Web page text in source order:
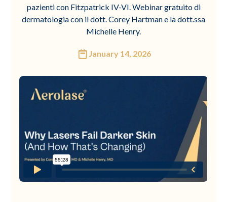
pazienti con Fitzpatrick IV-VI. Webinar gratuito di
dermatologia con il dott. Corey Hartman e la dott.ssa
Michelle Henry.
January 14, 2026